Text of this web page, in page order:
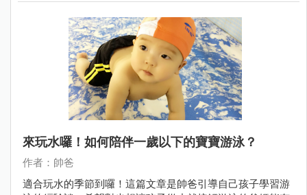
來玩水囉！如何陪伴一歲以下的寶寶游泳？
作者：帥爸
適合玩水的季節到囉！這篇文章是帥爸引導自己孩子學習游